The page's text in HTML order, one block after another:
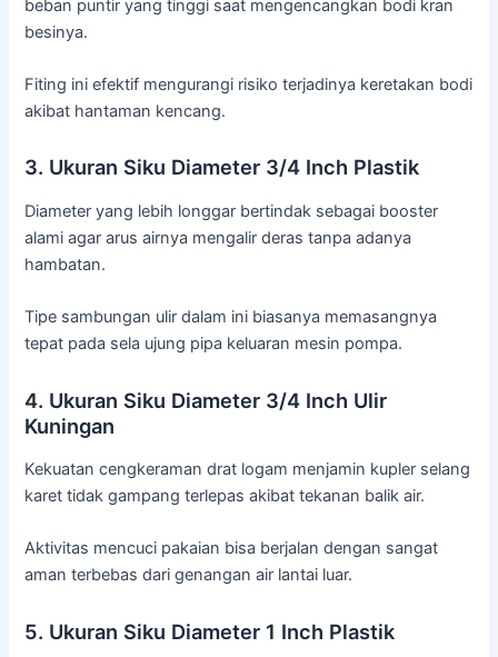
beban puntir yang tinggi saat mengencangkan bodi kran
besinya.
Fiting ini efektif mengurangi risiko terjadinya keretakan bodi
akibat hantaman kencang.
3. Ukuran Siku Diameter 3/4 Inch Plastik
Diameter yang lebih longgar bertindak sebagai booster
alami agar arus airnya mengalir deras tanpa adanya
hambatan.
Tipe sambungan ulir dalam ini biasanya memasangnya
tepat pada sela ujung pipa keluaran mesin pompa.
4. Ukuran Siku Diameter 3/4 Inch Ulir
Kuningan
Kekuatan cengkeraman drat logam menjamin kupler selang
karet tidak gampang terlepas akibat tekanan balik air.
Aktivitas mencuci pakaian bisa berjalan dengan sangat
aman terbebas dari genangan air lantai luar.
5. Ukuran Siku Diameter 1 Inch Plastik